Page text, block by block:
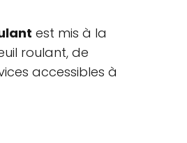
est mis à la
roulant, de
accessibles à